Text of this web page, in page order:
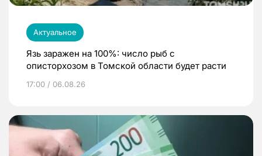
Актуальное
Язь заражен на 100%: число рыб с
описторхозом в Томской области будет расти
17:00 / 06.08.26